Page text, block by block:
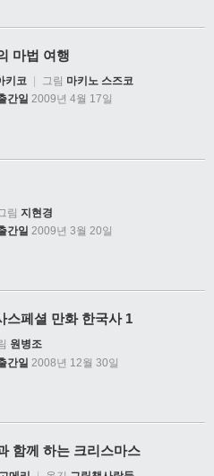
마법 여행
키코 | 그림 마키노 스즈코
간일 2009년 4월 17일
림 지현경
간일 2009년 3월 20일
스페셜 만화 한국사 1
원병조
간일 2008년 12월 30일
함께 하는 크리스마스